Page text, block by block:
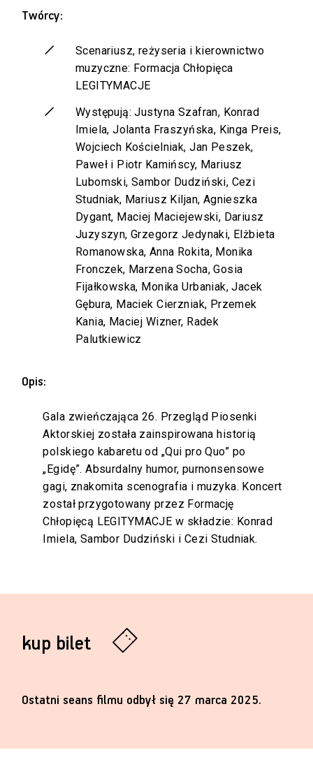
kup bilet
Ostatni seans filmu odbył się 27 marca 2025.
Twórcy:
Scenariusz, reżyseria i kierownictwo
muzyczne: Formacja Chłopięca
LEGITYMACJE
Występują: Justyna Szafran, Konrad
Imiela, Jolanta Fraszyńska, Kinga Preis,
Wojciech Kościelniak, Jan Peszek,
Paweł i Piotr Kamińscy, Mariusz
Lubomski, Sambor Dudziński, Cezi
Studniak, Mariusz Kiljan, Agnieszka
Dygant, Maciej Maciejewski, Dariusz
Juzyszyn, Grzegorz Jedynaki, Elżbieta
Romanowska, Anna Rokita, Monika
Fronczek, Marzena Socha, Gosia
Fijałkowska, Monika Urbaniak, Jacek
Gębura, Maciek Cierzniak, Przemek
Kania, Maciej Wizner, Radek
Palutkiewicz
Opis:
Gala zwieńczająca 26. Przegląd Piosenki
Aktorskiej została zainspirowana historią
polskiego kabaretu od „Qui pro Quo” po
„Egidę”. Absurdalny humor, purnonsensowe
gagi, znakomita scenografia i muzyka. Koncert
został przygotowany przez Formację
Chłopięcą LEGITYMACJE w składzie: Konrad
Imiela, Sambor Dudziński i Cezi Studniak.